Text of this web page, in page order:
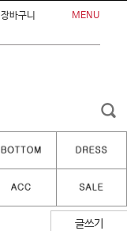
장바구니 MENU
글쓰기